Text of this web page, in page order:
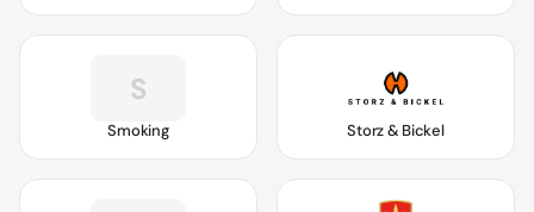
S
Smoking Storz & Bickel